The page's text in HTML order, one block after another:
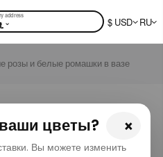
⌄ $ USD RU
×
цветы?
Вы можете изменить
розы и белые ромашки в вазе